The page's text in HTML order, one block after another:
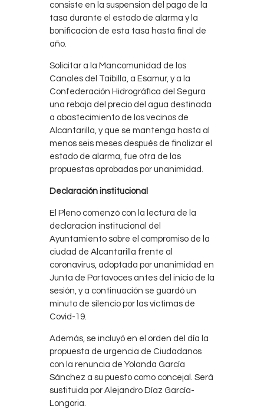
consiste en la suspensión del pago de la
tasa durante el estado de alarma y la
bonificación de esta tasa hasta final de
año.
Solicitar a la Mancomunidad de los
Canales del Taibilla, a Esamur, y a la
Confederación Hidrográfica del Segura
una rebaja del precio del agua destinada
a abastecimiento de los vecinos de
Alcantarilla, y que se mantenga hasta al
menos seis meses después de finalizar el
estado de alarma, fue otra de las
propuestas aprobadas por unanimidad.
Declaración institucional
El Pleno comenzó con la lectura de la
declaración institucional del
Ayuntamiento sobre el compromiso de la
ciudad de Alcantarilla frente al
coronavirus, adoptada por unanimidad en
Junta de Portavoces antes del inicio de la
sesión, y a continuación se guardó un
minuto de silencio por las víctimas de
Covid-19.
Además, se incluyó en el orden del día la
propuesta de urgencia de Ciudadanos
con la renuncia de Yolanda García
Sánchez a su puesto como concejal. Será
sustituida por Alejandro Díaz García-
Longoria.